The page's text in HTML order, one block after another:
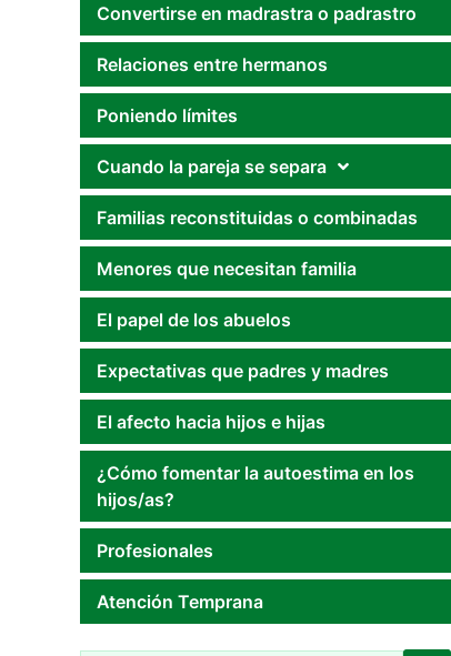
Convertirse en madrastra o padrastro
Relaciones entre hermanos
Poniendo límites
Cuando la pareja se separa
Familias reconstituidas o combinadas
Menores que necesitan familia
El papel de los abuelos
Expectativas que padres y madres
El afecto hacia hijos e hijas
¿Cómo fomentar la autoestima en los
hijos/as?
Profesionales
Atención Temprana